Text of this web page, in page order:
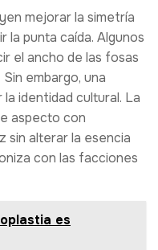
mejorar la simetría
la punta caída. Algunos
el ancho de las fosas
embargo, una
identidad cultural. La
aspecto con
sin alterar la esencia
con las facciones
es